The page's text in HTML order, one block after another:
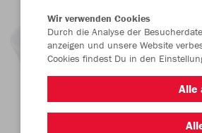
Wir verwenden Cookies
Durch die Analyse der
anzeigen und unsere Website
Cookies findest Du in den
Alle